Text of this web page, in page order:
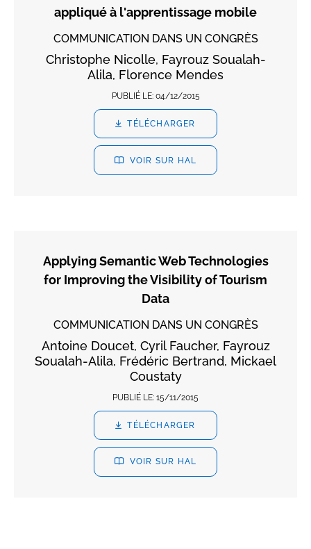
appliqué à l'apprentissage mobile
COMMUNICATION DANS UN CONGRÈS
Christophe Nicolle, Fayrouz Soualah-
Alila, Florence Mendes
PUBLIÉ LE: 04/12/2015
TÉLÉCHARGER
VOIR SUR HAL
Applying Semantic Web Technologies
for Improving the Visibility of Tourism
Data
COMMUNICATION DANS UN CONGRÈS
Antoine Doucet, Cyril Faucher, Fayrouz
Soualah-Alila, Frédéric Bertrand, Mickael
Coustaty
PUBLIÉ LE: 15/11/2015
TÉLÉCHARGER
VOIR SUR HAL